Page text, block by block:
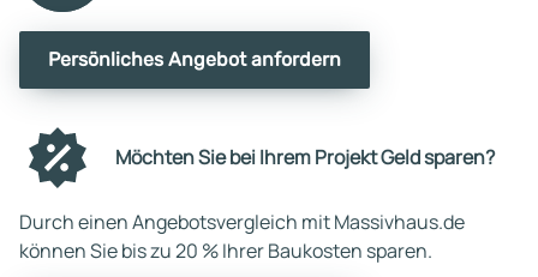
Persönliches Angebot anfordern
Möchten Sie bei Ihrem Projekt Geld sparen?
Durch einen Angebotsvergleich mit Massivhaus.de
können Sie bis zu 20 % Ihrer Baukosten sparen.